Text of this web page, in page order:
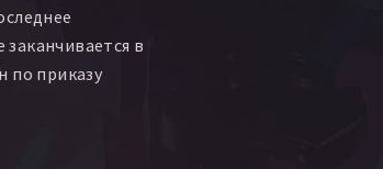
в
по приказу